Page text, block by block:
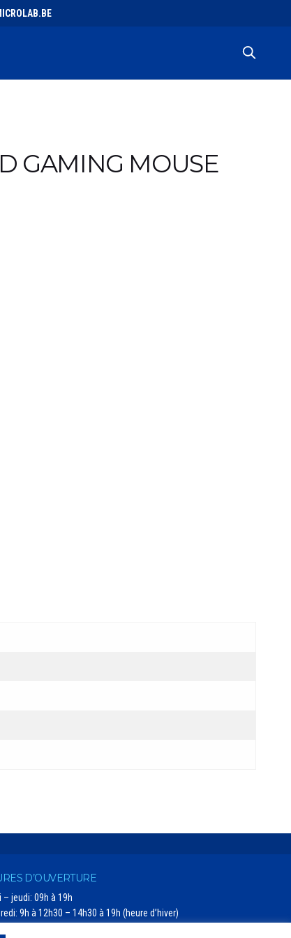
GAMING MOUSE
D’OUVERTURE
– jeudi: 09h à 19h
9h à 12h30 – 14h30 à 19h (heure d’hiver)